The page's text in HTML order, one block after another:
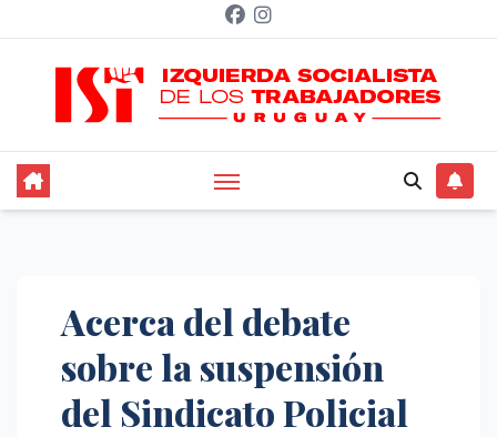
contenido
Acerca del debate
sobre la suspensión
del Sindicato Policial